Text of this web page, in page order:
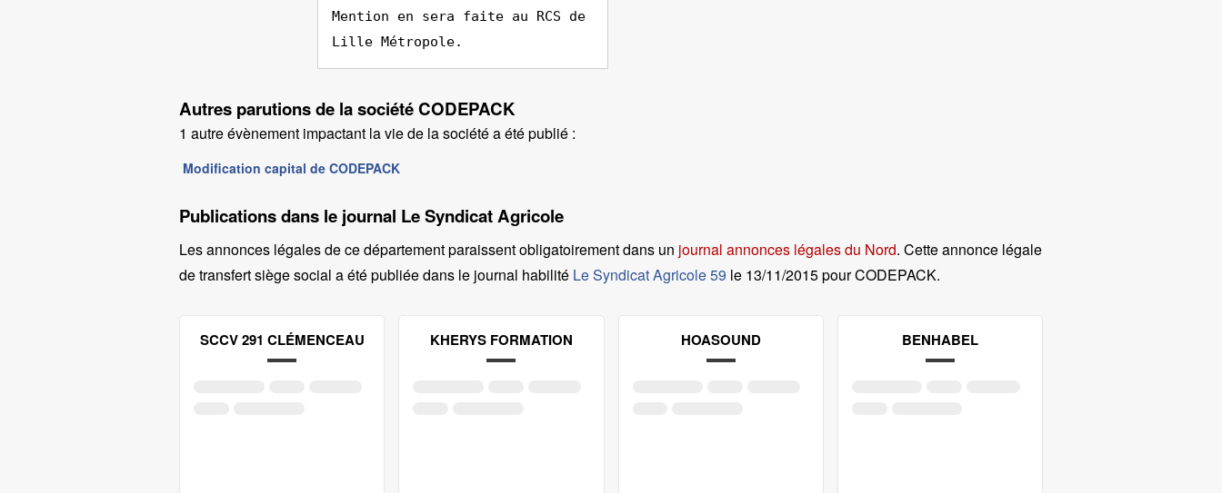
Mention en sera faite au RCS de
Lille Métropole.
Autres parutions de la société CODEPACK
1 autre évènement impactant la vie de la société a été publié :
Modification capital de CODEPACK
Publications dans le journal Le Syndicat Agricole
Les annonces légales de ce département paraissent obligatoirement dans un journal annonces légales du Nord. Cette annonce légale
de transfert siège social a été publiée dans le journal habilité Le Syndicat Agricole 59 le 13/11/2015 pour CODEPACK.
SCCV 291 CLÉMENCEAU KHERYS FORMATION HOASOUND BENHABEL